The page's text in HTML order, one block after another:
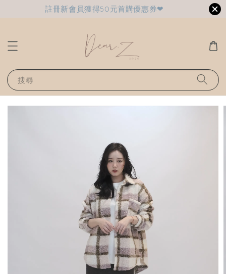
註冊新會員獲得50元首購優惠券❤
搜尋